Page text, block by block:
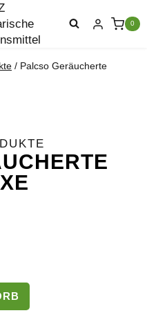
0
/ Palcso Geräucherte